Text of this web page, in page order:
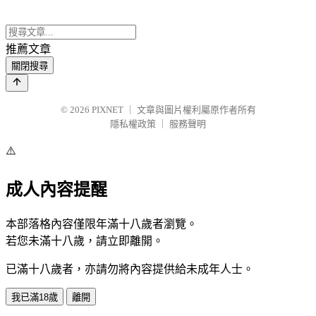
推薦文章
關閉搜尋
© 2026 PIXNET
文章與圖片權利屬原作者所有
隱私權政策
服務聲明
⚠️
成人內容提醒
本部落格內容僅限年滿十八歲者瀏覽。
若您未滿十八歲，請立即離開。
已滿十八歲者，亦請勿將內容提供給未成年人士。
我已滿18歲 離開